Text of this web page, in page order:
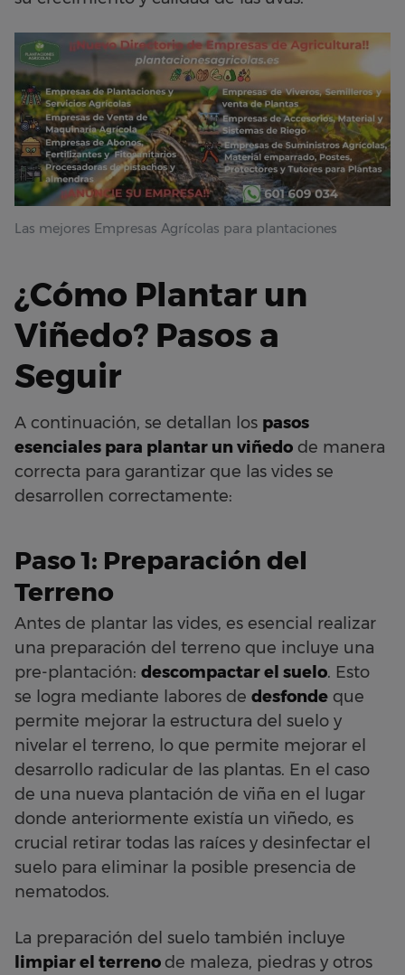
Las mejores Empresas Agrícolas para plantaciones
¿Cómo Plantar un
Viñedo? Pasos a
Seguir
A continuación, se detallan los pasos
esenciales para plantar un viñedo de manera
correcta para garantizar que las vides se
desarrollen correctamente:
Paso 1: Preparación del
Terreno
Antes de plantar las vides, es esencial realizar
una preparación del terreno que incluye una
pre-plantación: descompactar el suelo. Esto
se logra mediante labores de desfonde que
permite mejorar la estructura del suelo y
nivelar el terreno, lo que permite mejorar el
desarrollo radicular de las plantas. En el caso
de una nueva plantación de viña en el lugar
donde anteriormente existía un viñedo, es
crucial retirar todas las raíces y desinfectar el
suelo para eliminar la posible presencia de
nematodos.
La preparación del suelo también incluye
limpiar el terreno de maleza, piedras y otros